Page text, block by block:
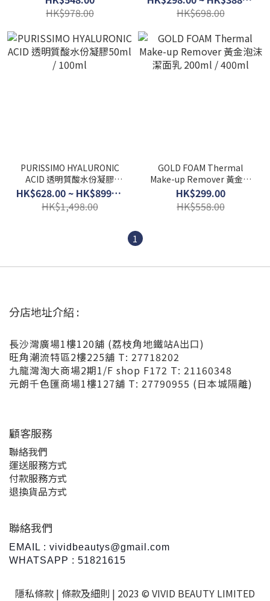
HK$978.00
HK$698.00
PURISSIMO HYALURONIC
ACID 透明質酸水份凝膠
50ml / 100ml
HK$628.00 ~ HK$899.00
HK$1,498.00
GOLD FOAM Thermal
Make-up Remover 黃金泡
沫潔面乳 200ml / 400ml
HK$299.00
HK$558.00
1
分店地址介紹 :
長沙灣廣場1樓120舖 (荔枝角地鐵站A出口)
旺角潮流特區2樓225舖 T: 27718202
九龍灣淘大商場2期1/F shop F172 T: 21160348
元朗千色匯商場1樓127舖 T: 27790955 (日本城隔離)
顧客服務
聯絡我們
運送服務方式
付款服務方式
退換貨品方式
聯絡我們
EMAIL : vividbeautys@gmail.com
WHATSAPP : 51821615
隱私條款 | 條款及細則 | 2023 © VIVID BEAUTY LIMITED